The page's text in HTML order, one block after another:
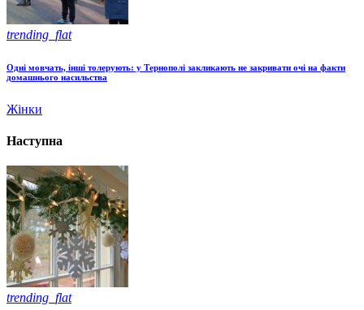
trending_flat
Одні мовчать, інші толерують: у Тернополі закликають не закривати очі на факти
домашнього насильства
Жінки
Наступна
trending_flat